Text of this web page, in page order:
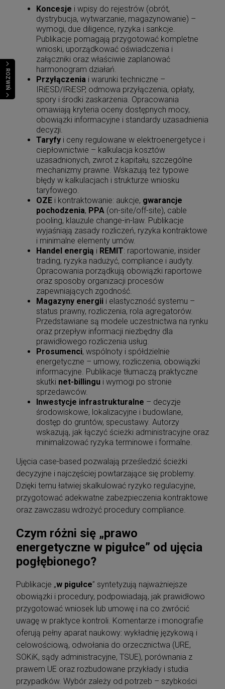
ROZWIŃ
Koncesje i wpisy do rejestrów (obrót,
dystrybucja, wytwarzanie, magazynowanie) –
wymogi, due diligence, ryzyka i sankcje.
Publikacje pomagają przygotować kompletne
wnioski, uporządkować oświadczenia i
załączniki oraz właściwie zaplanować
harmonogram działań.
Przyłączenia i warunki techniczne –
IRiESD/IRiESP, odmowa przyłączenia, opłaty,
spory i środki zaskarżenia. Opracowania
omawiają kryteria oceny dostępnych mocy,
obowiązki informacyjne i standardy uzasadnienia
decyzji.
Taryfy i ceny regulowane w elektroenergetyce i
ciepłownictwie – kalkulacja kosztów
uzasadnionych, zwrot z kapitału, szczególne
mechanizmy prawne. Wskazują też typowe
błędy w kalkulacjach i strukturze wniosku
taryfowego.
OZE i kontraktowanie: aukcje, gwarancje
pochodzenia, PPA (on-site/off-site), cable
pooling, klauzule change-in-law. Publikacje
wyjaśniają zasady rozliczeń, ryzyka kontraktowe
i minimalne elementy umów.
Handel energią i REMIT: raportowanie, insider
trading, ryzyka nadużyć, compliance i audyty.
Opracowania porządkują obowiązki raportowe
oraz sposoby organizacji procesów
zapewniających zgodność.
Magazyny energii i elastyczność systemu –
status prawny, rozliczenia, rola agregatorów.
Przedstawiane są modele uczestnictwa na rynku
oraz przepływ informacji niezbędny dla
prawidłowego rozliczenia usług.
Prosumenci, wspólnoty i spółdzielnie
energetyczne – umowy, rozliczenia, obowiązki
informacyjne. Publikacje tłumaczą praktyczne
skutki net-billingu i wymogi po stronie
sprzedawców.
Inwestycje infrastrukturalne – decyzje
środowiskowe, lokalizacyjne i budowlane,
dostęp do gruntów, specustawy. Autorzy
wskazują, jak łączyć ścieżki administracyjne oraz
minimalizować ryzyka terminowe i formalne.
Ujęcia case-based pozwalają prześledzić ścieżki
decyzyjne i najczęściej powtarzające się problemy.
Dzięki temu łatwiej skalkulować ryzyko regulacyjne,
przygotować adekwatne zabezpieczenia kontraktowe
oraz zawczasu wdrożyć procedury compliance.
Czym różni się „prawo
energetyczne w pigułce” od ujęcia
pogłębionego?
Publikacje „w pigułce” syntetyzują najważniejsze
obowiązki i procedury, podpowiadają, jak prawidłowo
przygotować wniosek lub umowę i na co zwrócić
uwagę w praktyce kontroli. Komentarze i monografie
oferują pełny aparat naukowy: wykładnię językową i
celowościową, odwołania do orzecznictwa (URE,
SOKiK, sądy administracyjne, TSUE), porównania z
prawem UE oraz rozbudowane przykłady i studia
przypadków. Wybór zależy od potrzeb – szybkości